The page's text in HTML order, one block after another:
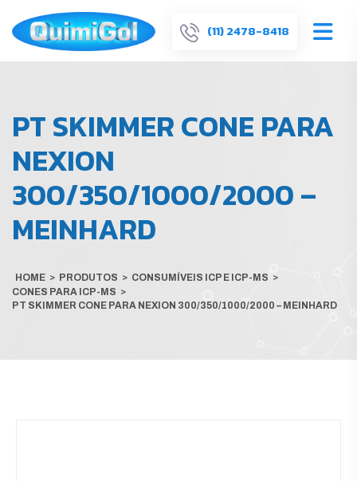
(11) 2478-8418
PT SKIMMER CONE PARA
NEXION
300/350/1000/2000 –
MEINHARD
HOME > PRODUTOS > CONSUMÍVEIS ICP E ICP-MS >
CONES PARA ICP-MS >
PT SKIMMER CONE PARA NEXION 300/350/1000/2000 – MEINHARD